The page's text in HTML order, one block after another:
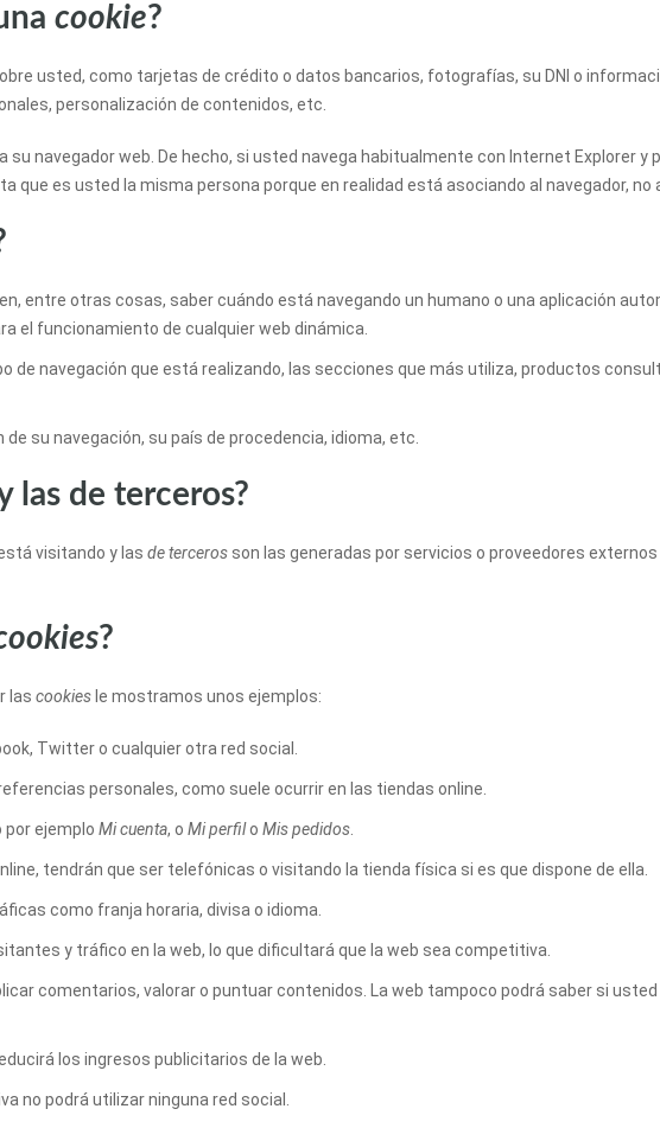
cookie?
usted, como tarjetas de crédito o datos bancarios, fotografías, su DNI o
personalización de contenidos, etc.
su navegador web. De hecho, si usted navega habitualmente con Internet Explorer y
que es usted la misma persona porque en realidad está asociando al navegador, no
entre otras cosas, saber cuándo está navegando un humano o una aplicación
el funcionamiento de cualquier web dinámica.
de navegación que está realizando, las secciones que más utiliza, productos
su navegación, su país de procedencia, idioma, etc.
las de terceros?
visitando y las de terceros son las generadas por servicios o proveedores
?
las cookies le mostramos unos ejemplos:
Twitter o cualquier otra red social.
personales, como suele ocurrir en las tiendas online.
por ejemplo Mi cuenta, o Mi perfilo Mis pedidos
tendrán que ser telefónicas o visitando la tienda física si es que dispone de ella.
como franja horaria, divisa o idioma.
y tráfico en la web, lo que dificultará que la web sea competitiva.
comentarios, valorar o puntuar contenidos. La web tampoco podrá saber si
los ingresos publicitarios de la web.
no podrá utilizar ninguna red social.